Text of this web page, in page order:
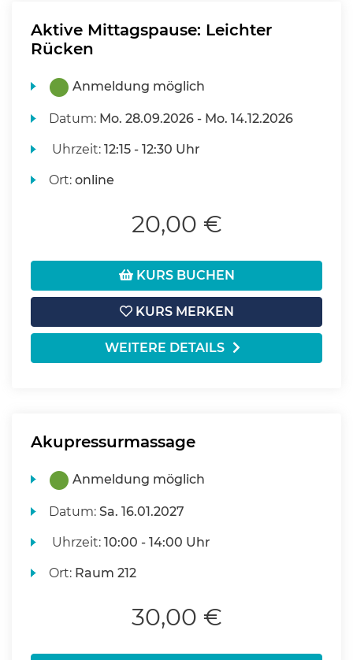
Aktive Mittagspause: Leichter
Rücken
Anmeldung möglich
Datum: Mo. 28.09.2026 - Mo. 14.12.2026
Uhrzeit:12:15 - 12:30 Uhr
Ort:online
20,00 €
KURS BUCHEN
KURS MERKEN
WEITERE DETAILS
Akupressurmassage
Anmeldung möglich
Datum:Sa. 16.01.2027
Uhrzeit:10:00 - 14:00 Uhr
Ort: Raum 212
30,00 €